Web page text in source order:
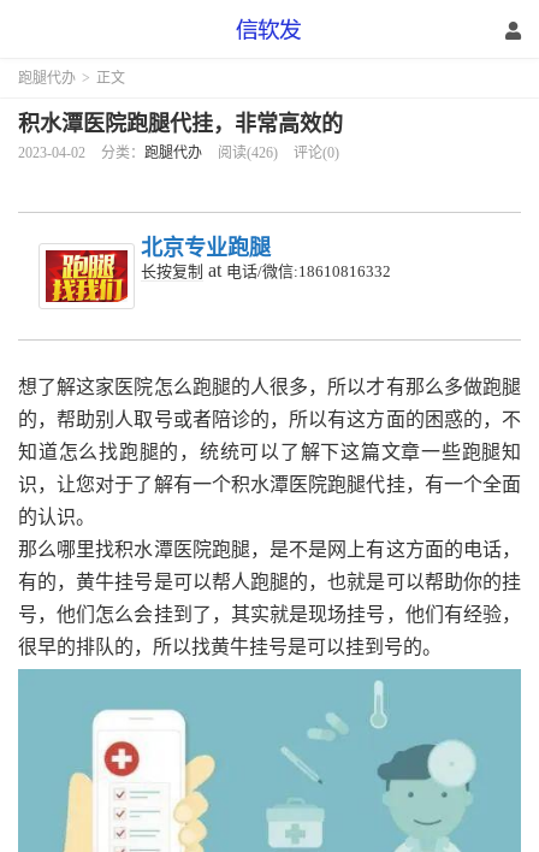
跑腿代办 > 正文
积水潭医院跑腿代挂，非常高效的
2023-04-02 分类： 跑腿代办 阅读(426) 评论(0)
北京专业跑腿
长按复制 at 电话/微信:18610816332
想了解这家医院怎么跑腿的人很多，所以才有那么多做跑腿
的，帮助别人取号或者陪诊的，所以有这方面的困惑的，不
知道怎么找跑腿的，统统可以了解下这篇文章一些跑腿知
识，让您对于了解有一个积水潭医院跑腿代挂，有一个全面
的认识。
那么哪里找积水潭医院跑腿，是不是网上有这方面的电话，
有的，黄牛挂号是可以帮人跑腿的，也就是可以帮助你的挂
号，他们怎么会挂到了，其实就是现场挂号，他们有经验，
很早的排队的，所以找黄牛挂号是可以挂到号的。